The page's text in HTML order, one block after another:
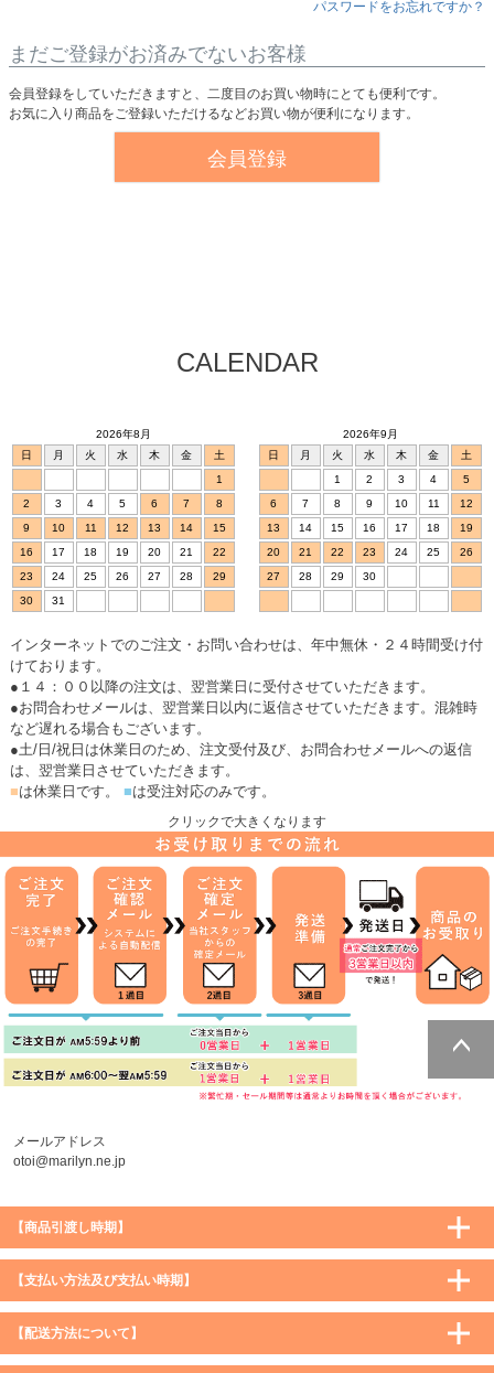
パスワードをお忘れですか？
まだご登録がお済みでないお客様
会員登録をしていただきますと、二度目のお買い物時にとても便利です。
お気に入り商品をご登録いただけるなどお買い物が便利になります。
会員登録
ページトッ
プへ
CALENDAR
2026年8月
日
月 火 水 木 金
土
1
2
3 4 5 6 7
8
9
10 11 12 13 14
15
16
17 18 19 20 21
22
23
24 25 26 27 28
29
30
31
2026年9月
日
月 火 水 木 金
土
1
2 3 4
5
6
7 8 9 10 11
12
13
14 15 16 17 18
19
20
21 22 23 24 25
26
27
28 29 30
インターネットでのご注文・お問い合わせは、年中無休・２４時間受け付
けております。
●１４：００以降の注文は、翌営業日に受付させていただきます。
●お問合わせメールは、翌営業日以内に返信させていただきます。混雑時
など遅れる場合もございます。
●土/日/祝日は休業日のため、注文受付及び、お問合わせメールへの返信
は、翌営業日させていただきます。
■は休業日です。 ■は受注対応のみです。
クリックで大きくなります
メールアドレス
otoi@marilyn.ne.jp
【商品引渡し時期】
【支払い方法及び支払い時期】
【配送方法について】